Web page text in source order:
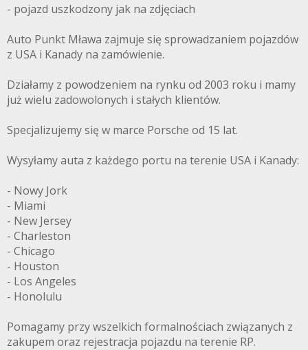
- pojazd uszkodzony jak na zdjęciach
Auto Punkt Mława zajmuje się sprowadzaniem pojazdów
z USA i Kanady na zamówienie.
Działamy z powodzeniem na rynku od 2003 roku i mamy
już wielu zadowolonych i stałych klientów.
Specjalizujemy się w marce Porsche od 15 lat.
Wysyłamy auta z każdego portu na terenie USA i Kanady:
- Nowy Jork
- Miami
- New Jersey
- Charleston
- Chicago
- Houston
- Los Angeles
- Honolulu
Pomagamy przy wszelkich formalnościach związanych z
zakupem oraz rejestracja pojazdu na terenie RP.